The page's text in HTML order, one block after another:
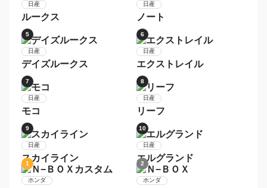
プリウス アクア
トヨタ
ヴォクシー
トヨタ
シエンタ
トヨタ
アルファード
トヨタ
ノア
トヨタ
ＲＡＶ４
8
トヨタ
ライズ
9
トヨタ
10
トヨタ